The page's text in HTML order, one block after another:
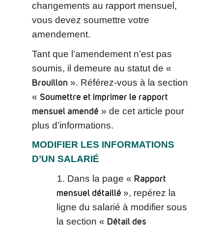
changements au rapport mensuel,
vous devez soumettre votre
amendement.
Tant que l’amendement n’est pas
soumis, il demeure au statut de «
Brouillon ». Référez-vous à la section
« Soumettre et imprimer le rapport
mensuel amendé » de cet article pour
plus d’informations.
MODIFIER LES INFORMATIONS
D’UN SALARIÉ
Dans la page « Rapport
mensuel détaillé », repérez la
ligne du salarié à modifier sous
la section « Détail des